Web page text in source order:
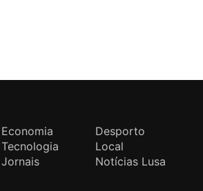
Economia
Desporto
Tecnologia
Local
Jornais Notícias Lusa